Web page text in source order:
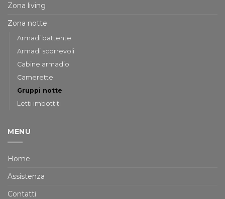
Zona living
Zona notte
Armadi battente
Armadi scorrevoli
Cabine armadio
Camerette
Gruppi notte
Letti imbottiti
MENU
Home
Assistenza
Contatti